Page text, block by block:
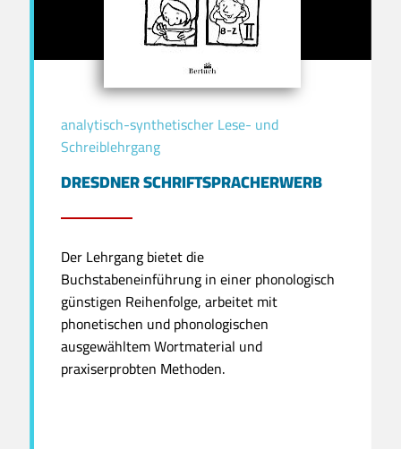
analytisch-synthetischer Lese- und
Schreiblehrgang
DRESDNER SCHRIFTSPRACHERWERB
Der Lehrgang bietet die
Buchstabeneinführung in einer phonologisch
günstigen Reihenfolge, arbeitet mit
phonetischen und phonologischen
ausgewähltem Wortmaterial und
praxiserprobten Methoden.